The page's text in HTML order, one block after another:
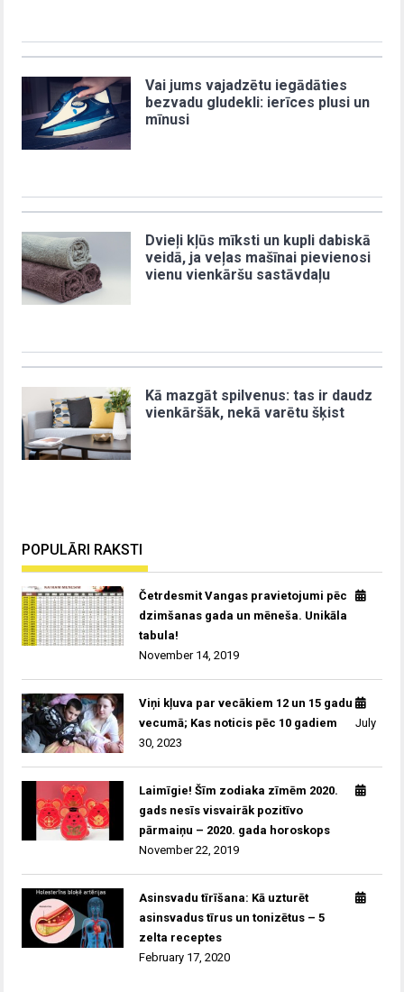
Vai jums vajadzētu iegādāties
bezvadu gludekli: ierīces plusi un
mīnusi
Dvieļi kļūs mīksti un kupli dabiskā
veidā, ja veļas mašīnai pievienosi
vienu vienkāršu sastāvdaļu
Kā mazgāt spilvenus: tas ir daudz
vienkāršāk, nekā varētu šķist
POPULĀRI RAKSTI
Četrdesmit Vangas pravietojumi pēc
dzimšanas gada un mēneša. Unikāla
tabula!
November 14, 2019
Viņi kļuva par vecākiem 12 un 15 gadu
vecumā; Kas noticis pēc 10 gadiem
July
30, 2023
Laimīgie! Šīm zodiaka zīmēm 2020.
gads nesīs visvairāk pozitīvo
pārmaiņu – 2020. gada horoskops
November 22, 2019
Asinsvadu tīrīšana: Kā uzturēt
asinsvadus tīrus un tonizētus – 5
zelta receptes
February 17, 2020